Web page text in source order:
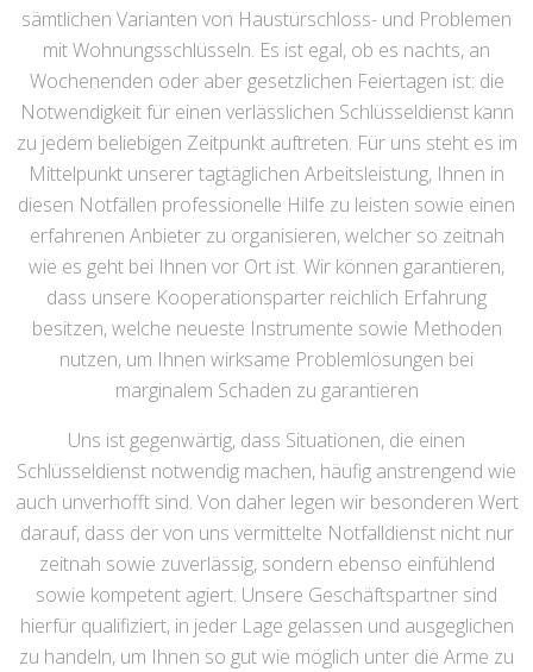
sämtlichen Varianten von Haustürschloss- und Problemen
mit Wohnungsschlüsseln. Es ist egal, ob es nachts, an
Wochenenden oder aber gesetzlichen Feiertagen ist: die
Notwendigkeit für einen verlässlichen Schlüsseldienst kann
zu jedem beliebigen Zeitpunkt auftreten. Für uns steht es im
Mittelpunkt unserer tagtäglichen Arbeitsleistung, Ihnen in
diesen Notfällen professionelle Hilfe zu leisten sowie einen
erfahrenen Anbieter zu organisieren, welcher so zeitnah
wie es geht bei Ihnen vor Ort ist. Wir können garantieren,
dass unsere Kooperationsparter reichlich Erfahrung
besitzen, welche neueste Instrumente sowie Methoden
nutzen, um Ihnen wirksame Problemlösungen bei
marginalem Schaden zu garantieren
Uns ist gegenwärtig, dass Situationen, die einen
Schlüsseldienst notwendig machen, häufig anstrengend wie
auch unverhofft sind. Von daher legen wir besonderen Wert
darauf, dass der von uns vermittelte Notfalldienst nicht nur
zeitnah sowie zuverlässig, sondern ebenso einfühlend
sowie kompetent agiert. Unsere Geschäftspartner sind
hierfür qualifiziert, in jeder Lage gelassen und ausgeglichen
zu handeln, um Ihnen so gut wie möglich unter die Arme zu